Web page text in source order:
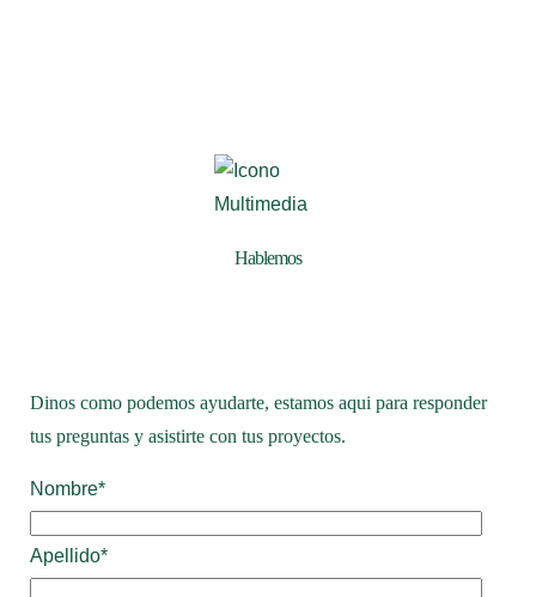
Hablemos
Dinos como podemos ayudarte, estamos aqui para responder
tus preguntas y asistirte con tus proyectos.
Nombre*
Apellido*